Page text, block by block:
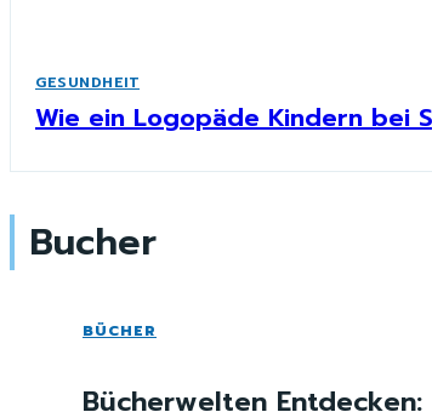
GESUNDHEIT
Wie ein Logopäde Kindern bei
Bucher
BÜCHER
Bücherwelten